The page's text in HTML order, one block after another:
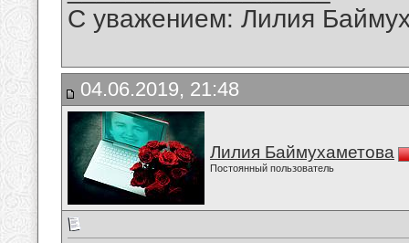
С уважением: Лилия
04.06.2019, 21:48
Лилия Баймухаметова
Постоянный пользователь